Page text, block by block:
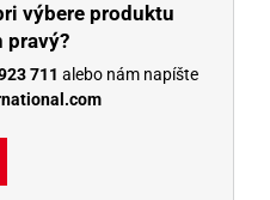
výbere produktu
pravý?
711 alebo nám napíšte